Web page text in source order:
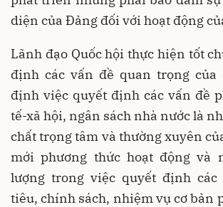
diện của Đảng đối với hoạt động
Lãnh đạo Quốc hội thực hiện tốt
định các vấn đề quan trọng của
định việc quyết định các vấn đề
tế-xã hội, ngân sách nhà nước là
chất trọng tâm và thường xuyên
mới phương thức hoạt động và
lượng trong việc quyết định
tiêu, chính sách, nhiệm vụ cơ bản